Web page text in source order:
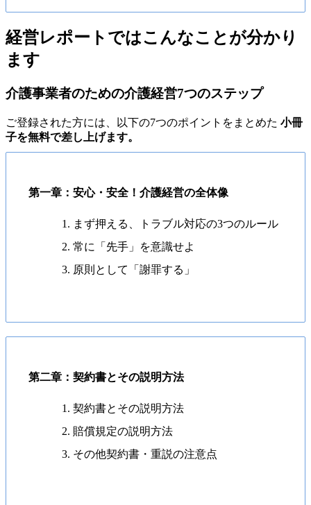
経営レポートではこんなことが分かり
ます
介護事業者のための介護経営7つのステップ
ご登録された方には、以下の7つのポイントをまとめた 小冊
子を無料で差し上げます。
第一章：安心・安全！介護経営の全体像
まず押える、トラブル対応の3つのルール
常に「先手」を意識せよ
原則として「謝罪する」
第二章：契約書とその説明方法
契約書とその説明方法
賠償規定の説明方法
その他契約書・重説の注意点